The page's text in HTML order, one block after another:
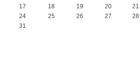
17
18 19 20 21
24
25 26 27 28
31